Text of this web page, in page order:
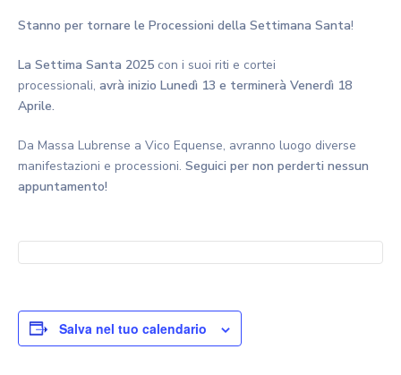
Stanno per tornare le Processioni della Settimana Santa!
La Settima Santa 2025 con i suoi riti e cortei
processionali, avrà inizio Lunedì 13 e terminerà Venerdì 18
Aprile.
Da Massa Lubrense a Vico Equense, avranno luogo diverse
manifestazioni e processioni. Seguici per non perderti nessun
appuntamento!
Salva nel tuo calendario